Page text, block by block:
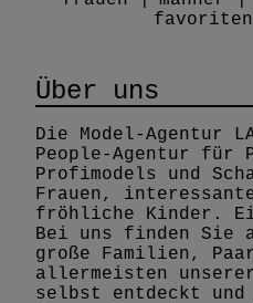
favoriten
Über uns
Die Model-Agentur
People-Agentur für
Profimodels und
Frauen, interessante
fröhliche Kinder.
Bei uns finden Sie
große Familien,
allermeisten
selbst entdeckt und